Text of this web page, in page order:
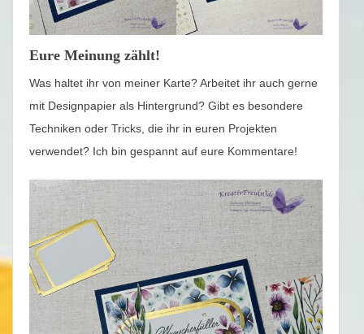
Eure Meinung zählt!
Was haltet ihr von meiner Karte? Arbeitet ihr auch gerne
mit Designpapier als Hintergrund? Gibt es besondere
Techniken oder Tricks, die ihr in euren Projekten
verwendet? Ich bin gespannt auf eure Kommentare!